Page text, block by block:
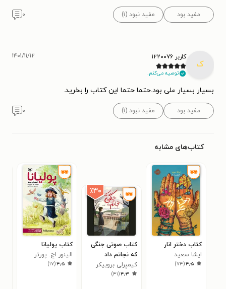
مفید بود مفید نبود (۱) ۰
ک
کاربر ۱۲۲۰۰۷۶
توصیه می‌کنم.
۱۴۰۱/۱۱/۱۲
بسیار بسیار علی بود.حتما حتما این کتاب را بخرید.
مفید بود مفید نبود (۱) ۰
کتاب‌های مشابه
کتاب دختر انار
ایشا سعید
۴٫۵(۷۴)
٪۳۰
کتاب صوتی جنگی
که نجاتم داد
کیمبِرلی بروبیکر
بردلی۴٫۳(۴۱)
کتاب پولیانا
الینور اچ. پورتر
۴٫۵(۱۷)